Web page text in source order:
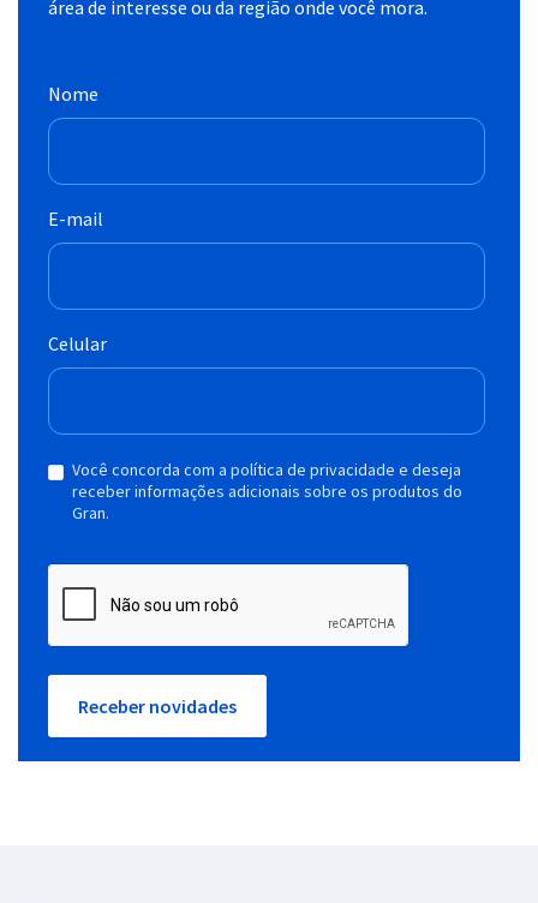
área de interesse ou da região onde você mora.
Nome
E-mail
Celular
Você concorda com a política de privacidade e deseja
receber informações adicionais sobre os produtos do
Gran.
Receber novidades